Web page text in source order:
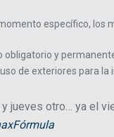
específico, los
obligatorio y
de exteriores para
jueves otro… ya